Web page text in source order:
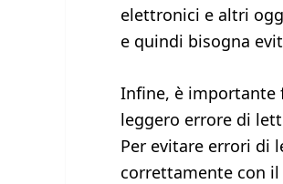
elettronici e altri
e quindi bisogna
Infine, è importante
leggero errore di
Per evitare errori di
correttamente con